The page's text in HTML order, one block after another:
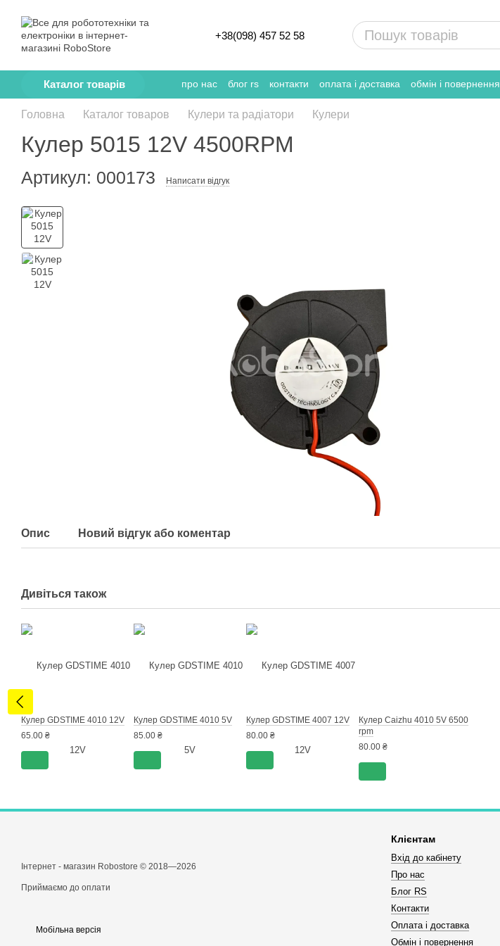
+38(098) 457 52 58
Каталог товарів про нас блог rs контакти оплата і доставка обмін і повернення
Головна Каталог товаров Кулери та радіатори Кулери
Кулер 5015 12V 4500RPM
Артикул: 000173 Написати відгук
Опис Новий відгук або коментар
Дивіться також
Кулер GDSTIME 4010 12V
65.00 ₴
Кулер GDSTIME 4010 5V
85.00 ₴
Кулер GDSTIME 4007 12V
80.00 ₴
Кулер Caizhu 4010 5V 6500
rpm
80.00 ₴
Інтернет - магазин Robostore © 2018—2026
Приймаємо до оплати
Мобільна версія
Клієнтам
Вхід до кабінету
Про нас
Блог RS
Контакти
Оплата і доставка
Обмін і повернення